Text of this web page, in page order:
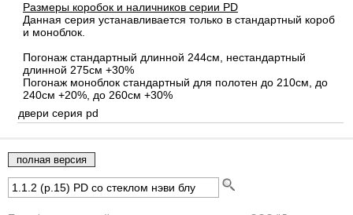
Размеры коробок и наличников серии PD
Данная серия устанавливается только в стандартный короб
и моноблок.
Погонаж стандартный длинной 244см, нестандартный
длинной 275см +30%
Погонаж моноблок стандартный для полотен до 210см, до
240см +20%, до 260см +30%
двери серия pd